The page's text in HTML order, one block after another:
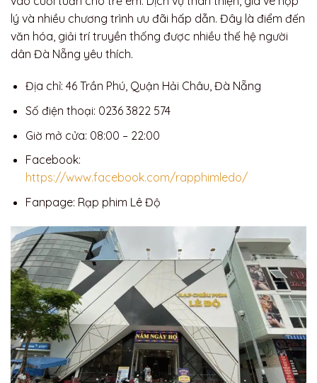
lý và nhiều chương trình ưu đãi hấp dẫn. Đây là điểm đến
văn hóa, giải trí truyền thống được nhiều thế hệ người
dân Đà Nẵng yêu thích.
Địa chỉ: 46 Trần Phú, Quận Hải Châu, Đà Nẵng
Số điện thoại: 0236 3822 574
Giờ mở cửa: 08:00 – 22:00
Facebook:
https://www.facebook.com/rapphimledo/
Fanpage: Rạp phim Lê Độ